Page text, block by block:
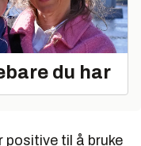
du har
positive til å bruke